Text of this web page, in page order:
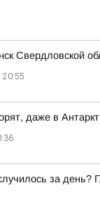
Свердловской
20:55
даже в
за день?